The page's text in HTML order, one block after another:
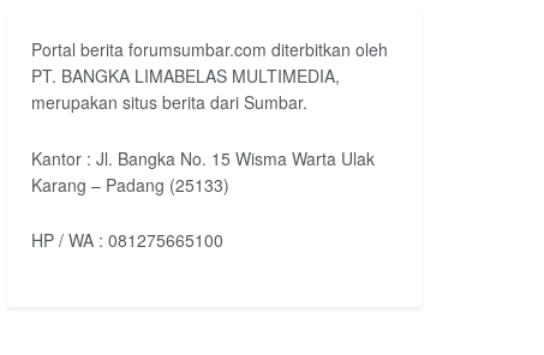
Portal berita forumsumbar.com diterbitkan oleh
PT. BANGKA LIMABELAS MULTIMEDIA,
merupakan situs berita dari Sumbar.
Kantor : Jl. Bangka No. 15 Wisma Warta Ulak
Karang – Padang (25133)
HP / WA : 081275665100